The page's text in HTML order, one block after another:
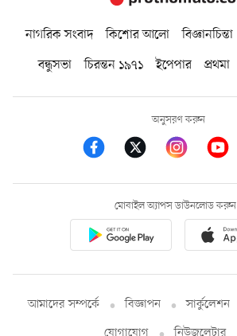
নাগরিক সংবাদ কিশোর আলো বিজ্ঞানচিন্তা
বন্ধুসভা
চিরন্তন ১৯৭১ ইপেপার প্রথমা
অনুসরণ করুন
মোবাইল অ্যাপস ডাউনলোড করুন
আমাদের সম্পর্কে বিজ্ঞাপন সার্কুলেশন